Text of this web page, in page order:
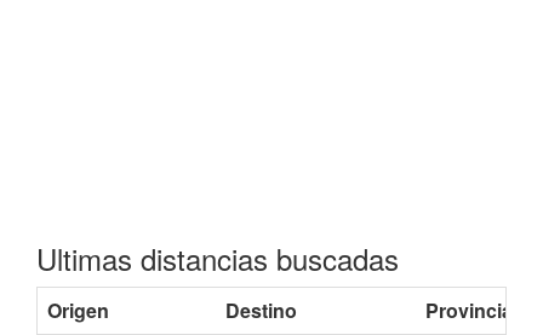
Ultimas distancias buscadas
Origen Destino
Provincia